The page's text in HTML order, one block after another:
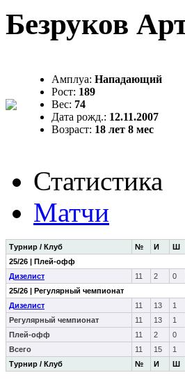
Безруков
Амплуа: Нападающий
Рост: 189
Вес: 74
Дата рожд.: 12.11.2007
Возраст: 18 лет 8 мес
Статистика
Матчи
Турнир / Клуб № И Ш
Турнир / Клуб № И Ш
25/26 | Плей-офф
Дизелист
11 2 0
25/26 | Регулярный чемпионат
Дизелист
11 13 1
Регулярный чемпионат
11 13 1
Плей-офф
11 2 0
Всего
11 15 1